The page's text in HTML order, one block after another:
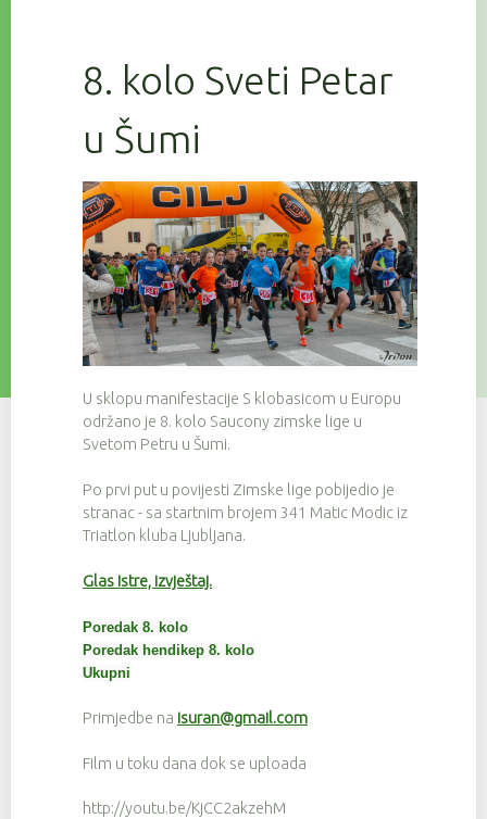
8. kolo Sveti Petar
u Šumi
U sklopu manifestacije S klobasicom u Europu
održano je 8. kolo Saucony zimske lige u
Svetom Petru u Šumi.
Po prvi put u povijesti Zimske lige pobijedio je
stranac - sa startnim brojem 341 Matic Modic iz
Triatlon kluba Ljubljana.
Glas Istre, izvještaj.
Poredak 8. kolo
Poredak hendikep 8. kolo
Ukupni
Primjedbe na isuran@gmail.com
Film u toku dana dok se uploada
http://youtu.be/KjCC2akzehM